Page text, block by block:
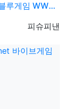
WWW.fefas…
등록자
피슈피낸